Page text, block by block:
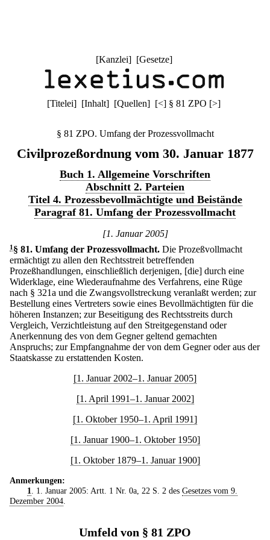
[Kanzlei] [Gesetze]
[Titelei] [Inhalt] [Quellen] [<] § 81 ZPO [>]
§ 81 ZPO. Umfang der Prozessvollmacht
Civilprozeßordnung vom 30. Januar 1877
Buch 1. Allgemeine Vorschriften
Abschnitt 2. Parteien
Titel 4. Prozessbevollmächtigte und Beistände
Paragraf 81. Umfang der Prozessvollmacht
[1. Januar 2005]
1 § 81. Umfang der Prozessvollmacht. Die Prozeßvollmacht
ermächtigt zu allen den Rechtsstreit betreffenden
Prozeßhandlungen, einschließlich derjenigen, [die] durch eine
Widerklage, eine Wiederaufnahme des Verfahrens, eine Rüge
nach § 321a und die Zwangsvollstreckung veranlaßt werden; zur
Bestellung eines Vertreters sowie eines Bevollmächtigten für die
höheren Instanzen; zur Beseitigung des Rechtsstreits durch
Vergleich, Verzichtleistung auf den Streitgegenstand oder
Anerkennung des von dem Gegner geltend gemachten
Anspruchs; zur Empfangnahme der von dem Gegner oder aus der
Staatskasse zu erstattenden Kosten.
[1. Januar 2002–1. Januar 2005]
[1. April 1991–1. Januar 2002]
[1. Oktober 1950–1. April 1991]
[1. Januar 1900–1. Oktober 1950]
[1. Oktober 1879–1. Januar 1900]
Anmerkungen:
1
. 1. Januar 2005: Artt. 1 Nr. 0a, 22 S. 2 des Gesetzes vom 9.
Dezember 2004
Umfeld von § 81 ZPO